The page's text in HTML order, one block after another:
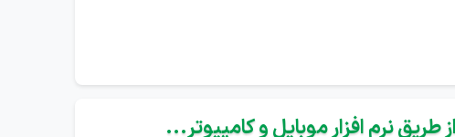
طریق نرم افزار موبایل و کامپیوتر...